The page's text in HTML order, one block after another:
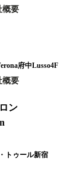
概要
府中Lusso4F
概要
ン
トゥール新宿